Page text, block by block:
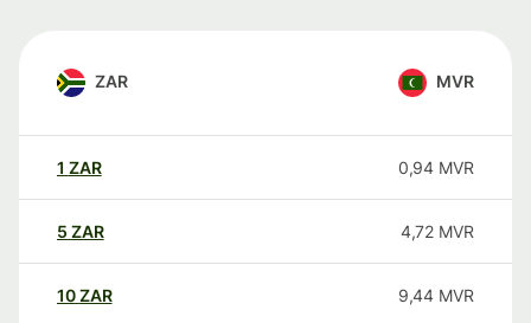
ZAR MVR
1 ZAR 0,94 MVR
5 ZAR 4,72 MVR
10ZAR 9,44 MVR